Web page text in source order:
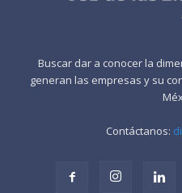
Buscar dar a conocer la
generan las empresas y su
Contáctanos: